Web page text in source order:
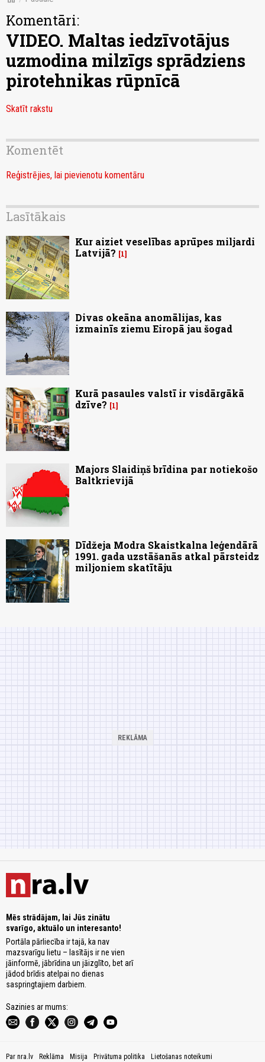
Komentāri:
VIDEO. Maltas iedzīvotājus
uzmodina milzīgs sprādziens
pirotehnikas rūpnīcā
Skatīt rakstu
Komentēt
Reģistrējies, lai pievienotu komentāru
Lasītākais
Kur aiziet veselības aprūpes miljardi
Latvijā?
1
Divas okeāna anomālijas, kas
izmainīs ziemu Eiropā jau šogad
Kurā pasaules valstī ir visdārgākā
dzīve?
1
Majors Slaidiņš brīdina par notiekošo
Baltkrievijā
Dīdžeja Modra Skaistkalna leģendārā
1991. gada uzstāšanās atkal pārsteidz
miljoniem skatītāju
Mēs strādājam, lai Jūs zinātu
svarīgo, aktuālo un interesanto!
Portāla pārliecība ir tajā, ka nav
mazsvarīgu lietu – lasītājs ir ne vien
jāinformē, jābrīdina un jāizglīto, bet arī
jādod brīdis atelpai no dienas
saspringtajiem darbiem.
Sazinies ar mums:
Par nra.lv Reklāma Misija Privātuma politika Lietošanas noteikumi